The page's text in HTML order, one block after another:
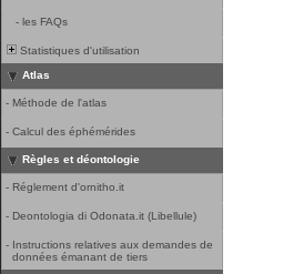
- les FAQs
Statistiques d'utilisation
Atlas
- Méthode de l'atlas
- Calcul des éphémérides
Règles et déontologie
- Réglement d'ornitho.it
- Deontologia di Odonata.it (Libellule)
- Instructions relatives aux demandes de
données émanant de tiers